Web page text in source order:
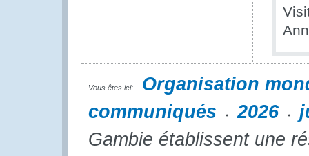
Vous êtes ici:
Organisation
communiqués
2026
Gambie établissent une